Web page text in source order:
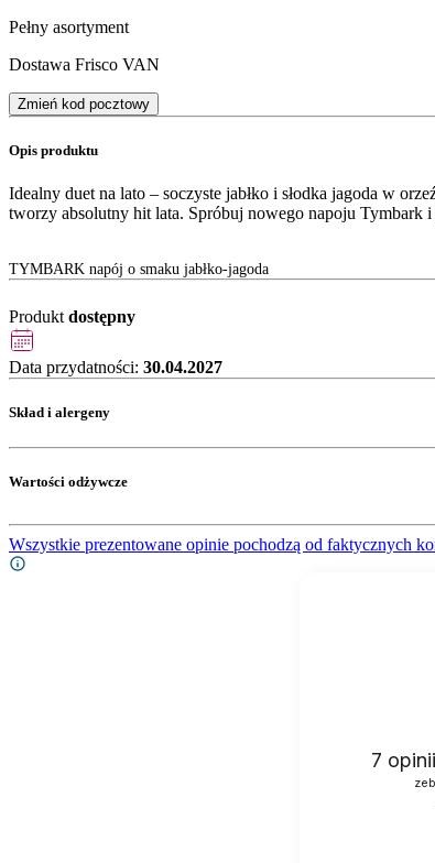
Pełny asortyment
Dostawa Frisco VAN
Zmień kod pocztowy
Opis produktu
Idealny duet na lato – soczyste jabłko i słodka jagoda w
tworzy absolutny hit lata. Spróbuj nowego napoju Tymbark
TYMBARK napój o smaku jabłko-jagoda
Produkt dostępny
Data przydatności: 30.04.2027
Skład i alergeny
Wartości odżywcze
Wszystkie prezentowane opinie pochodzą od faktycznych
7